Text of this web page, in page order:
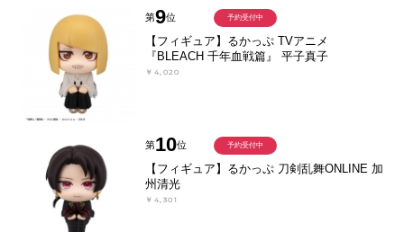
第9位
【フィギュア】るかっぷ TVアニメ
『BLEACH 千年血戦篇』 平子真子
￥4,020
予約受付中
第10位
【フィギュア】るかっぷ 刀剣乱舞ONLINE 加
州清光
￥4,301
予約受付中